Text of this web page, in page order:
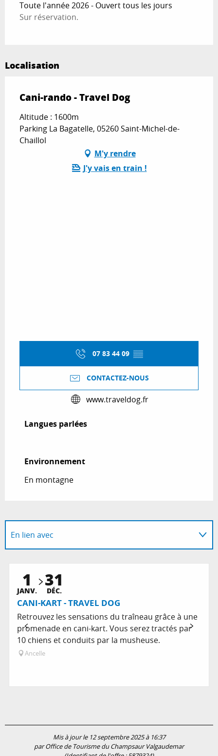
Toute l'année 2026 - Ouvert tous les jours
Sur réservation.
Localisation
Cani-rando - Travel Dog
Altitude : 1600m
Parking La Bagatelle, 05260 Saint-Michel-de-
Chaillol
M'y rendre
J'y vais en train !
07 83 44 09 ▒▒
CONTACTEZ-NOUS
www.traveldog.fr
Langues parlées
Langues parlées
Environnement
Environnement
En montagne
En lien avec
Sur place
1
JANV. 31
DÉC.
CANI-KART - TRAVEL DOG
Retrouvez les sensations du traîneau grâce à une
promenade en cani-kart. Vous serez tractés par
10 chiens et conduits par la musheuse.
Ancelle
Mis à jour le 12 septembre 2025 à 16:37
par Office de Tourisme du Champsaur Valgaudemar